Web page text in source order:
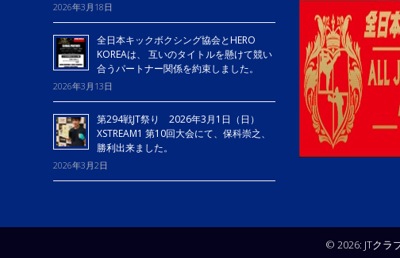
2026年3月18日
全日本キックボクシング協会とHERO
KOREAは、 互いのタイトルを懸けて競い
合うパートナー関係を約束しました。
2026年3月13日
第294戦JT祭り 2026年3月1日（日）
XSTREAM1 第10回大会にて、保科崇之、
勝利出来ました。
2026年3月2日
© 2026: JTクラ